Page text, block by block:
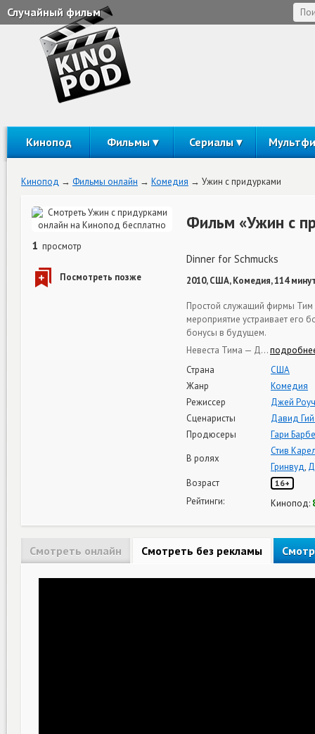
Случайный фильм
Кинопод Фильмы Сериалы
Кинопод Фильмы онлайн Комедия Ужин с придурками
1 просмотр
Фильм «Ужин с
Dinner for Schmucks
2010, США, Комедия, 114
Простой служащий фирмы Тим
мероприятие устраивает его
бонусы в будущем.
Невеста Тима — Д…
Страна
США
Жанр
Комедия
Режиссер
Джей Роуч
Сценаристы
Давид
Продюсеры
Гари
В ролях
Стив
Гринвуд,
Возраст
16+
Рейтинги: Кинопод:
Смотреть онлайн Смотреть без рекламы